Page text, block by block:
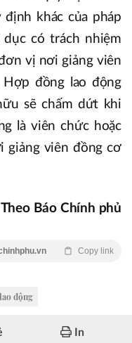
khác của pháp
dục có trách nhiệm
vị nơi giảng viên
đồng lao động
sẽ chấm dứt khi
là viên chức hoặc
giảng viên đồng cơ
Theo Báo Chính phủ
Copy link
động
In